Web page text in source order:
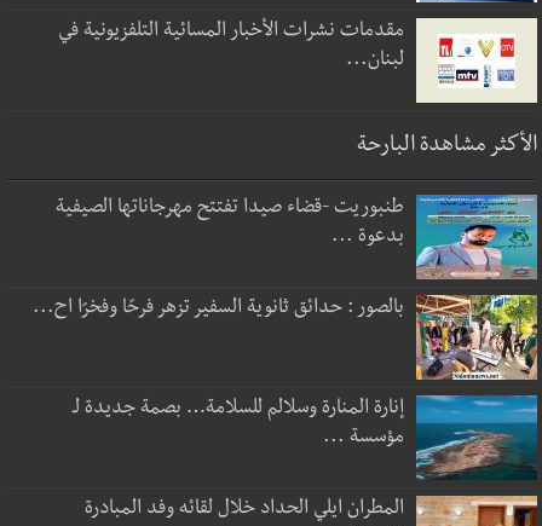
مقدمات نشرات الأخبار المسائية التلفزيونية في
لبنان...
الأكثر مشاهدة البارحة
طنبوريت -قضاء صيدا تفتتح مهرجاناتها الصيفية
بدعوة ...
بالصور : حدائق ثانوية السفير تزهر فرحًا وفخرًا اح...
إنارة المنارة وسلالم للسلامة… بصمة جديدة لـ
مؤسسة ...
المطران ايلي الحداد خلال لقائه وفد المبادرة